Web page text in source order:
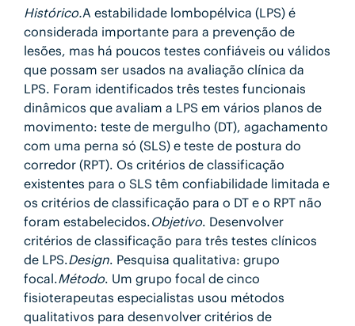
Histórico.A estabilidade lombopélvica (LPS) é
considerada importante para a prevenção de
lesões, mas há poucos testes confiáveis ou válidos
que possam ser usados na avaliação clínica da
LPS. Foram identificados três testes funcionais
dinâmicos que avaliam a LPS em vários planos de
movimento: teste de mergulho (DT), agachamento
com uma perna só (SLS) e teste de postura do
corredor (RPT). Os critérios de classificação
existentes para o SLS têm confiabilidade limitada e
os critérios de classificação para o DT e o RPT não
foram estabelecidos.Objetivo. Desenvolver
critérios de classificação para três testes clínicos
de LPS.Design. Pesquisa qualitativa: grupo
focal.Método. Um grupo focal de cinco
fisioterapeutas especialistas usou métodos
qualitativos para desenvolver critérios de